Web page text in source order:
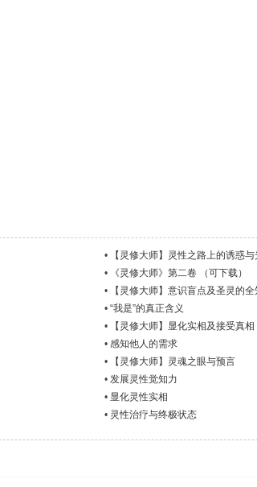
•
【灵修大师】灵性之路上的诱惑
•
《灵修大师》第二卷 （可下载）
•
【灵修大师】意识盲点及圣灵的全
•“我是”的真正含义
•
【灵修大师】显化实相及接受真相
•感知他人的需求
•
【灵修大师】灵魂之眼与预言
•发展灵性觉知力
• 显化灵性实相
• 灵性治疗与终极状态